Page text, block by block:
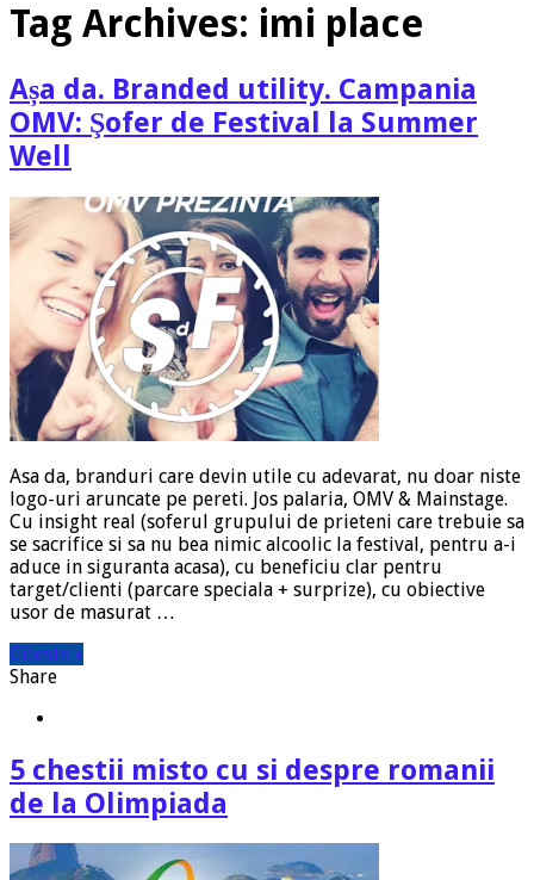
Tag Archives: imi place
Așa da. Branded utility. Campania
OMV: Şofer de Festival la Summer
Well
Asa da, branduri care devin utile cu adevarat, nu doar niste
logo-uri aruncate pe pereti. Jos palaria, OMV & Mainstage.
Cu insight real (soferul grupului de prieteni care trebuie sa
se sacrifice si sa nu bea nimic alcoolic la festival, pentru a-i
aduce in siguranta acasa), cu beneficiu clar pentru
target/clienti (parcare speciala + surprize), cu obiective
usor de masurat …
Citeste »
Share
5 chestii misto cu si despre romanii
de la Olimpiada